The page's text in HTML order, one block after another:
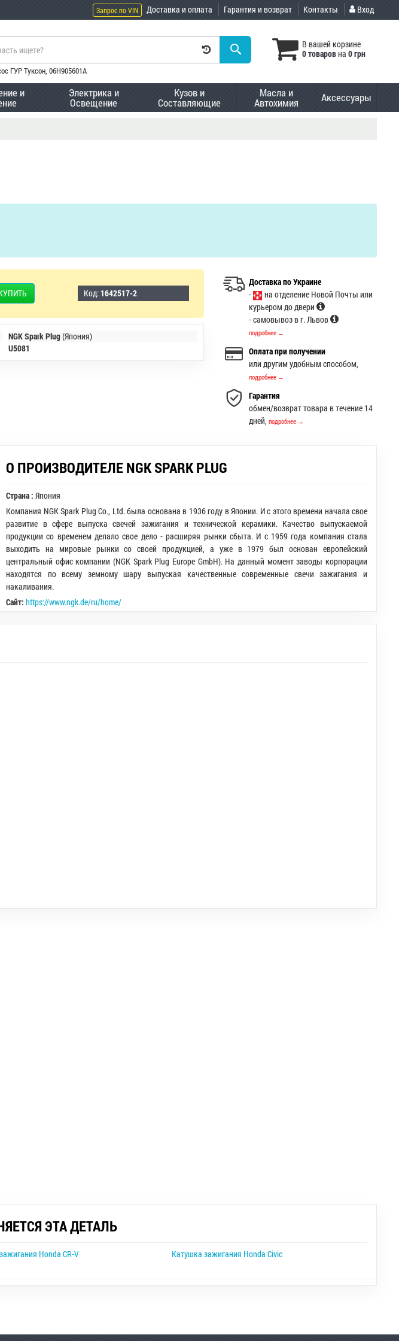
Запрос по VIN Доставка и оплата Гарантия и возврат Контакты Вход
В вашей корзине
0 товаровна 0 грн
ГУР Туксон, 06H905601A
и Электрика и
Освещение
Кузов и
Составляющие
Масла и
Автохимия Аксессуары
Код: 1642517-2
NGK Spark Plug(Япония)
U5081
Доставка по Украине
-
на отделение Новой Почты или
курьером до двери
- самовывоз в г. Львов
подробнее →
Оплата при получении
или другим удобным способом,
подробнее →
Гарантия
обмен/возврат товара в течение 14
дней,подробнее →
О ПРОИЗВОДИТЕЛЕ NGK SPARK PLUG
Страна : Япония
Компания NGK Spark Plug Co., Ltd. была основана в 1936 году в Японии. И с этого времени начала свое
развитие в сфере выпуска свечей зажигания и технической керамики. Качество выпускаемой
продукции со временем делало свое дело - расширяя рынки сбыта. И с 1959 года компания стала
выходить на мировые рынки со своей продукцией, а уже в 1979 был основан европейский
центральный офис компании (NGK Spark Plug Europe GmbH). На данный момент заводы корпорации
находятся по всему земному шару выпуская качественные современные свечи зажигания и
накаливания.
Сайт: https://www.ngk.de/ru/home/
ЭТА ДЕТАЛЬ
Honda CR-V
Катушка зажигания Honda Civic